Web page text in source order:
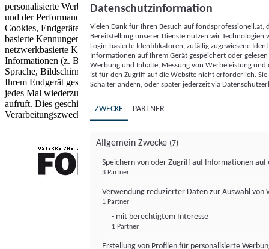
personalisierte Werbung und Inhalte, Messung von Werbeleistung
und der Performance von Inhalten sowie Zielgruppenforschung.
Cookies, Endgeräte- oder ähnliche Online-Kennungen (z. B. login-
basierte Kennungen, zufällig generierte Kennungen,
netzwerkbasierte Kennungen) können zusammen mit anderen
Informationen (z. B. Browsertyp und Browserinformationen,
Sprache, Bildschirmgröße, unterstützte Technologien usw.) auf
Ihrem Endgerät gespeichert oder von dort ausgelesen werden, um es
jedes Mal wiederzuerkennen, wenn es eine App oder einer Webseite
aufruft. Dies geschieht für einen oder mehrere der hier aufgeführten
Verarbeitungszwecke.
Datenschutzinformation
Vielen Dank für Ihren Besuch auf
Bereitstellung unserer Dienste nutzen wir Technologien
Login-basierte Identifikatoren, zufällig zugewiesene
Informationen auf Ihrem Gerät gespeichert oder
Werbung und Inhalte, Messung von Werbeleistung
ist für den Zugriff auf die Website nicht erforderlich.
Schalter ändern, oder später jederzeit via
ZWECKE PARTNER
Allgemein Zwecke (7)
Speichern von oder Zugriff auf Informationen auf
3 Partner
Verwendung reduzierter Daten zur Auswahl von
1 Partner
- mit berechtigtem Interesse
1 Partner
Erstellung von Profilen für personalisierte
FONDS professionell